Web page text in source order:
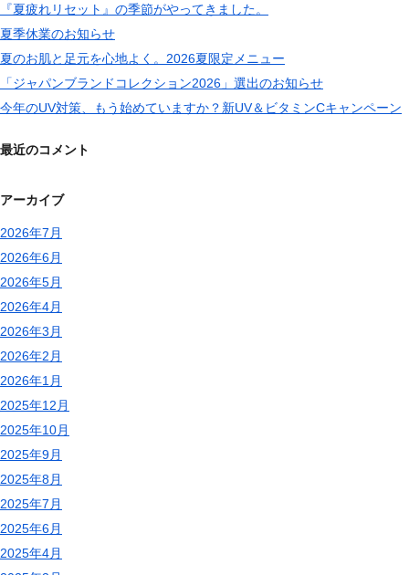
『夏疲れリセット』の季節がやってきました。
夏季休業のお知らせ
夏のお肌と足元を心地よく。2026夏限定メニュー
「ジャパンブランドコレクション2026」選出のお知らせ
今年のUV対策、もう始めていますか？新UV＆ビタミンCキャンペーン
最近のコメント
アーカイブ
2026年7月
2026年6月
2026年5月
2026年4月
2026年3月
2026年2月
2026年1月
2025年12月
2025年10月
2025年9月
2025年8月
2025年7月
2025年6月
2025年4月